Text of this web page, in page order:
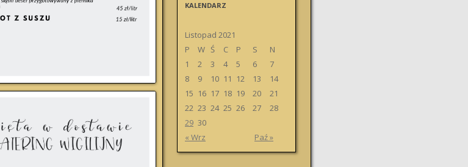
KALENDARZ
Listopad 2021
P
W Ś C P S N
« Wrz Paź »
1 2 3 4 5 6
7
8
9 10 11 12 13
14
15 16 17 18 19 20
21
22 23 24 25 26 27
28
29 30